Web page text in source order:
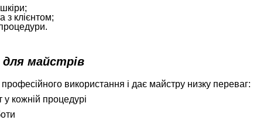
з клієнтом;
для майстрів
використання і дає майстру низку переваг:
у кожній процедурі